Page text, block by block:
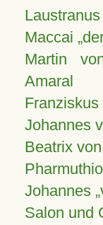
Laustranus
Maccai
Martin
Amaral
Johannes
Beatrix
Johannes
Salon und